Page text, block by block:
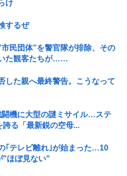
け
するぜ
民団体”を警官隊が排除、その
た観客たちが……
した親へ最終警告。こうなって
機に大型の謎ミサイル…ステ
る「最新鋭の空母...
｢テレビ離れ｣が始まった…10
"ほぼ見ない"